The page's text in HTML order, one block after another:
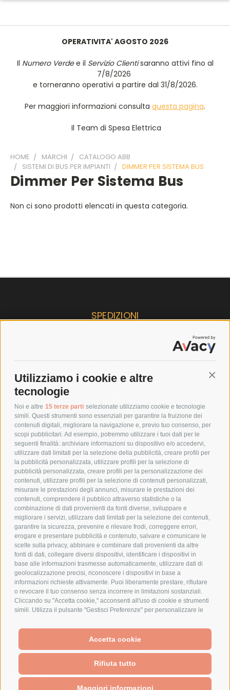
Utilizziamo i cookie e altre
tecnologie
Noi e altre 15 terze parti selezionate utilizziamo cookie e tecnologie
simili. Questi strumenti sono essenziali per garantire la fruizione dei
contenuti digitali, migliorare la navigazione e, previo tuo consenso, per
scopi pubblicitari. Ad esempio, potremmo utilizzare i tuoi dati per le
seguenti finalità: archiviare informazioni su dispositivo e/o accedervi,
utilizzare dati limitati per la selezione della pubblicità, creare profili per
la pubblicità personalizzata, utilizzare profili per la selezione di
pubblicità personalizzata, creare profili per la personalizzazione dei
contenuti, utilizzare profili per la selezione di contenuti personalizzati,
misurare le prestazioni degli annunci, misurare le prestazioni dei
contenuti, comprendere il pubblico attraverso statistiche o la
combinazione di dati provenienti da fonti diverse, sviluppare e
migliorare i servizi, utilizzare dati limitati per la selezione dei contenuti,
garantire la sicurezza, prevenire e rilevare frodi, correggere errori,
erogare e presentare pubblicità e contenuto, salvare e comunicare le
scelte sulla privacy, abbinare e combinare dati provenienti da altre
fonti di dati, collegare diversi dispositivi, identificare i dispositivi in
base alle informazioni trasmesse automaticamente, utilizzare dati di
geolocalizzazione precisi, riconoscere i dispositivi in base a
informazioni richieste attivamente. Puoi liberamente prestare, rifiutare
o revocare il tuo consenso senza incorrere in limitazioni sostanziali.
Cliccando su "Accetta cookie," acconsenti all'uso di cookie e strumenti
simili. Utilizza il pulsante "Gestisci Preferenze" per personalizzare le
strettamente necessari. Puoi modificare le tue preferenze in qualsiasi
momento cliccando sul link "Preferenze Cookie" in fondo alla pagina o
sull'icona dello scudo in basso a sinistra. Le tue preferenze si
applicheranno al solo dispositivo in uso.
Accetta cookie
Rifiuta tutto
Maggiori informazioni
OPERATIVITA' AGOSTO 2026
Il Numero Verdee il Servizio Clientisaranno attivi fino al
7/8/2026
e torneranno operativi a partire dal 31/8/2026.
Per maggiori informazioni consulta questa pagina.
Il Team di Spesa Elettrica
HOME MARCHI
CATALOGO ABB
SISTEMI DI BUS PER IMPIANTI
DIMMER PER SISTEMA BUS
Dimmer Per Sistema Bus
Non ci sono prodotti elencati in questa categoria.
SPEDIZIONI
POLITICA DI RESO
PRIVACY POLICY
COOKIE POLICY
PAGAMENTI SICURI
AZIENDA
CHI SIAMO
MARCHI TRATTATI
CONDOMINI
Bonifico
Bancario
SPESA ELETTRICA SOCIETA CONSORTILE A RESPONSABILITA LIMITATA - VIALE
MILANOFIORI, STRADA 4 - PALAZZO A5 20057, ASSAGO MILANO - PARTITA IVA
Powered byBigCommerce
Created byLone Star Templates
We use cookies (and other similar technologies) to collect data
to improve your shopping experience.
By using our website,
you're agreeing to the collection of data as described in our
Privacy Policy.